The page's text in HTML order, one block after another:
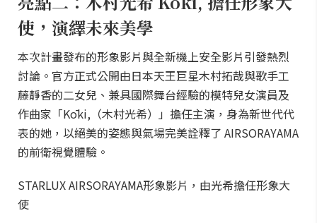
使，演繹未來美學
本次計畫發布的形象影片與全新機上安全影片引發熱烈
討論。官方正式公開由日本天王巨星木村拓哉與歌手工
藤靜香的二女兒、兼具國際舞台經驗的模特兒女演員及
作曲家「Kōki,（木村光希）」擔任主演，身為新世代代
表的她，以絕美的姿態與氣場完美詮釋了 AIRSORAYAMA
的前衛視覺體驗。
STARLUX AIRSORAYAMA形象影片，由光希擔任形象大
使